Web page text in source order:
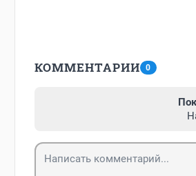
КОММЕНТАРИИ 0